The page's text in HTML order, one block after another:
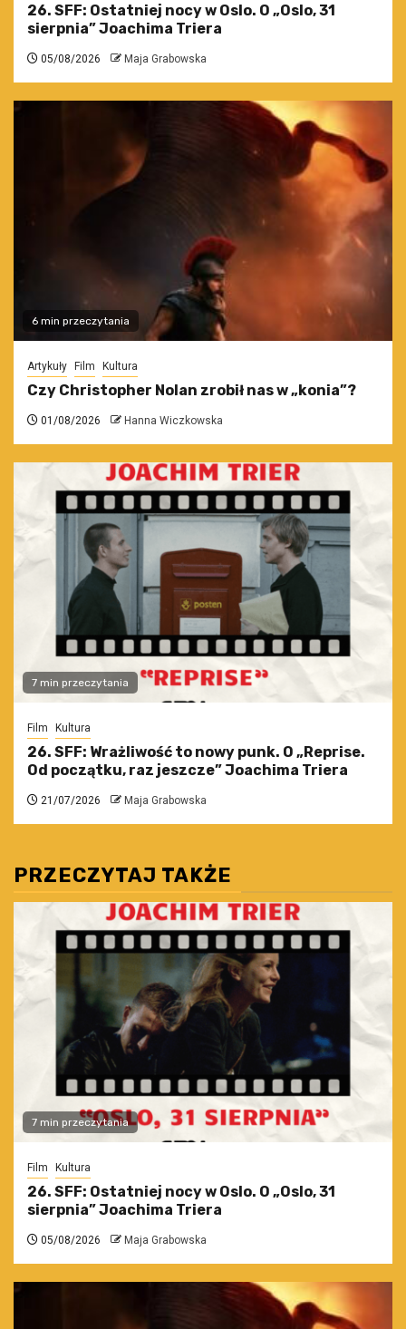
26. SFF: Ostatniej nocy w Oslo. O „Oslo, 31
sierpnia” Joachima Triera
05/08/2026 Maja Grabowska
6 min przeczytania
Artykuły Film Kultura
Czy Christopher Nolan zrobił nas w „konia”?
01/08/2026 Hanna Wiczkowska
7 min przeczytania
Film Kultura
26. SFF: Wrażliwość to nowy punk. O „Reprise.
Od początku, raz jeszcze” Joachima Triera
21/07/2026 Maja Grabowska
PRZECZYTAJ TAKŻE
7 min przeczytania
Film Kultura
26. SFF: Ostatniej nocy w Oslo. O „Oslo, 31
sierpnia” Joachima Triera
05/08/2026 Maja Grabowska